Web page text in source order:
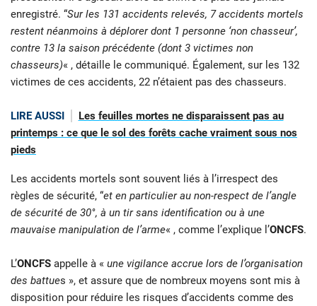
enregistré. “Sur les 131 accidents relevés, 7 accidents mortels
restent néanmoins à déplorer dont 1 personne ‘non chasseur’,
contre 13 la saison précédente (dont 3 victimes non
chasseurs)« , détaille le communiqué. Également, sur les 132
victimes de ces accidents, 22 n’étaient pas des chasseurs.
LIRE AUSSI
Les feuilles mortes ne disparaissent pas au
printemps : ce que le sol des forêts cache vraiment sous nos
pieds
Les accidents mortels sont souvent liés à l’irrespect des
règles de sécurité, “et en particulier au non-respect de l’angle
de sécurité de 30°, à un tir sans identification ou à une
mauvaise manipulation de l’arme« , comme l’explique l’ONCFS.
L’ONCFS appelle à « une vigilance accrue lors de l’organisation
des battues », et assure que de nombreux moyens sont mis à
disposition pour réduire les risques d’accidents comme des